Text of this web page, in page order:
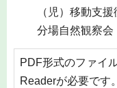
（児）移動支
分場自然観察会
PDF形式のファイ
Readerが必要です。